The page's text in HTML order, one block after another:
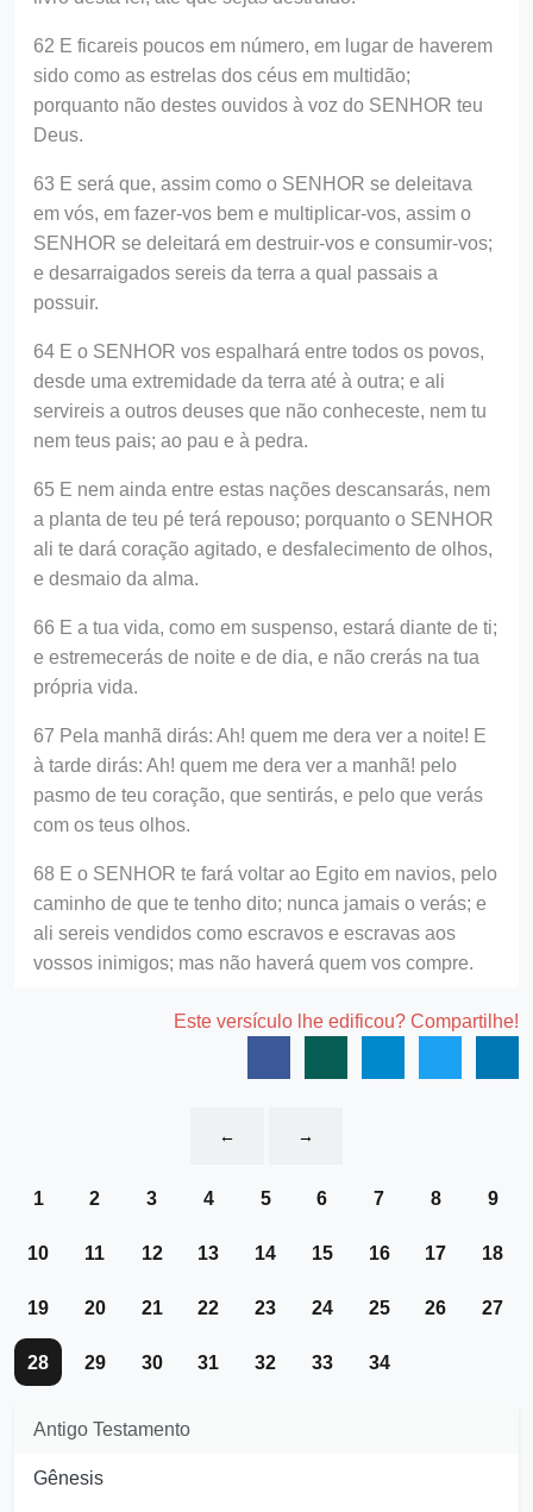
Antigo Testamento
Gênesis
62 E ficareis poucos em número, em lugar de haverem
sido como as estrelas dos céus em multidão;
porquanto não destes ouvidos à voz do SENHOR teu
Deus.
63 E será que, assim como o SENHOR se deleitava
em vós, em fazer-vos bem e multiplicar-vos, assim o
SENHOR se deleitará em destruir-vos e consumir-vos;
e desarraigados sereis da terra a qual passais a
possuir.
64 E o SENHOR vos espalhará entre todos os povos,
desde uma extremidade da terra até à outra; e ali
servireis a outros deuses que não conheceste, nem tu
nem teus pais; ao pau e à pedra.
65 E nem ainda entre estas nações descansarás, nem
a planta de teu pé terá repouso; porquanto o SENHOR
ali te dará coração agitado, e desfalecimento de olhos,
e desmaio da alma.
66 E a tua vida, como em suspenso, estará diante de ti;
e estremecerás de noite e de dia, e não crerás na tua
própria vida.
67 Pela manhã dirás: Ah! quem me dera ver a noite! E
à tarde dirás: Ah! quem me dera ver a manhã! pelo
pasmo de teu coração, que sentirás, e pelo que verás
com os teus olhos.
68 E o SENHOR te fará voltar ao Egito em navios, pelo
caminho de que te tenho dito; nunca jamais o verás; e
ali sereis vendidos como escravos e escravas aos
vossos inimigos; mas não haverá quem vos compre.
Este versículo lhe edificou? Compartilhe!
← →
1 2 3 4 5 6 7 8 9
10 11 12 13 14 15 16 17 18
19 20 21 22 23 24 25 26 27
28 29 30 31 32 33 34